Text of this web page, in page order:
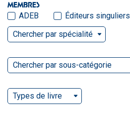
MEMBRES
ADEB
Éditeurs singuliers
Chercher par spécialité
Chercher par sous-catégorie
Types de livre